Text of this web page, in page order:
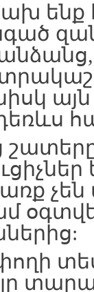
ենք
չեն